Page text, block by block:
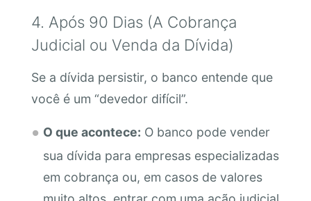
4. Após 90 Dias (A Cobrança
Judicial ou Venda da Dívida)
Se a dívida persistir, o banco entende que
você é um “devedor difícil”.
O que acontece: O banco pode vender
sua dívida para empresas especializadas
em cobrança ou, em casos de valores